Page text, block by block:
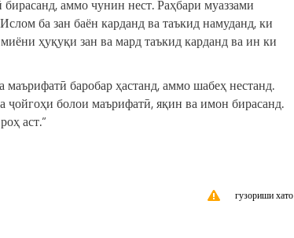
аммо чунин нест. Раҳбари муаззами
ба зан баён карданд ва таъкид намуданд, ки
ҳуқуқи зан ва мард таъкид карданд ва ин ки
баробар ҳастанд, аммо шабеҳ нестанд.
ҷойгоҳи болои маърифатӣ, яқин ва имон бирасанд.
аст.”
гузориши хато